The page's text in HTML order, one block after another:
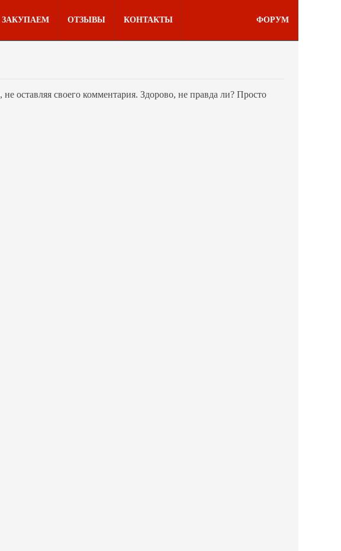
ЗАКУПАЕМ ОТЗЫВЫ КОНТАКТЫ ФОРУМ
, не оставляя своего комментария. Здорово, не правда ли? Просто